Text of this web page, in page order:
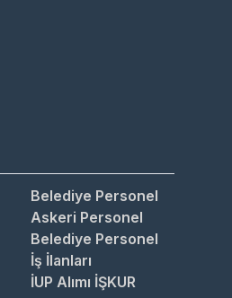
Belediye Personel
Askeri Personel
Belediye Personel
İş İlanları
İUP Alımı İŞKUR